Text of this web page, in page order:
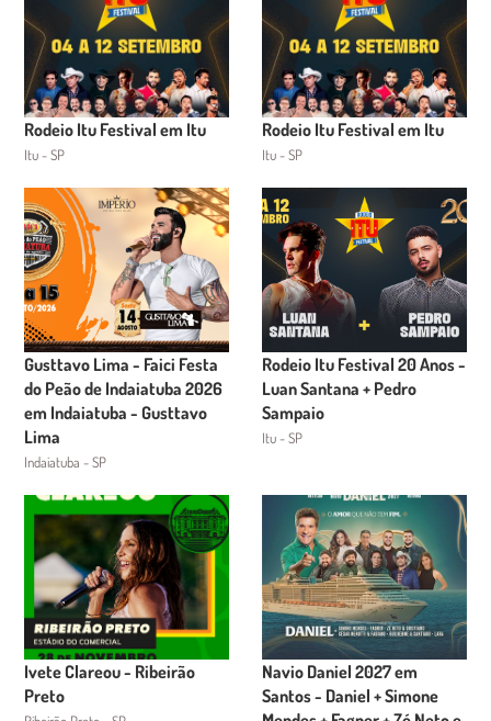
Rodeio Itu Festival em Itu
Itu - SP
Rodeio Itu Festival em Itu
Itu - SP
Gusttavo Lima - Faici Festa
do Peão de Indaiatuba 2026
em Indaiatuba - Gusttavo
Lima
Indaiatuba - SP
Rodeio Itu Festival 20 Anos -
Luan Santana + Pedro
Sampaio
Itu - SP
Ivete Clareou - Ribeirão
Preto
Navio Daniel 2027 em
Santos - Daniel + Simone